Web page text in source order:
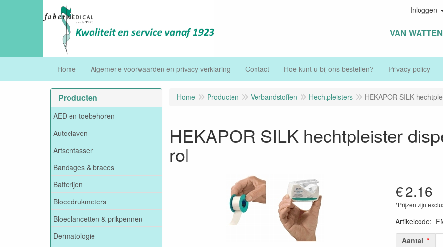
VAN
Inloggen
Home Algemene voorwaarden en privacy verklaring Contact Hoe kunt u bij ons bestellen? Privacy policy
Producten
AED en toebehoren
Autoclaven
Artsentassen
Bandages & braces
Batterijen
Bloeddrukmeters
Bloedlancetten & prikpennen
Dermatologie
Home Producten Verbandstoffen Hechtpleisters HEKAPOR SILK
HEKAPOR SILK hechtpleister
rol
€2.16
*Prijzen zijn
Artikelcode:
Aantal